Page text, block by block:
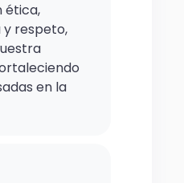
ética,
respeto,
en la